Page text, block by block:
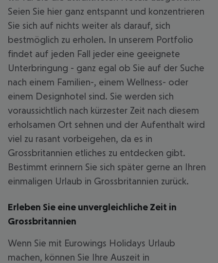
Seien Sie hier ganz entspannt und konzentrieren
Sie sich auf nichts weiter als darauf, sich
bestmöglich zu erholen. In unserem Portfolio
findet auf jeden Fall jeder eine geeignete
Unterbringung - ganz egal ob Sie auf der Suche
nach einem Familien-, einem Wellness- oder
einem Designhotel sind. Sie werden sich
voraussichtlich nach kürzester Zeit nach diesem
erholsamen Ort sehnen und der Aufenthalt wird
viel zu rasant vorbeigehen, da es in
Grossbritannien etliches zu entdecken gibt.
Bestimmt erinnern Sie sich später gerne an Ihren
einmaligen Urlaub in Grossbritannien zurück.
Erleben Sie eine unvergleichliche Zeit in
Grossbritannien
Wenn Sie mit Eurowings Holidays Urlaub
machen, können Sie Ihre Auszeit in